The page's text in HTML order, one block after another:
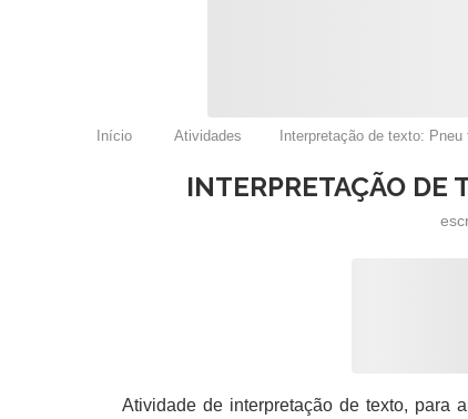
Início Atividades Interpretação de texto: Pneu
INTERPRETAÇÃO DE
Atividade de interpretação de texto, para